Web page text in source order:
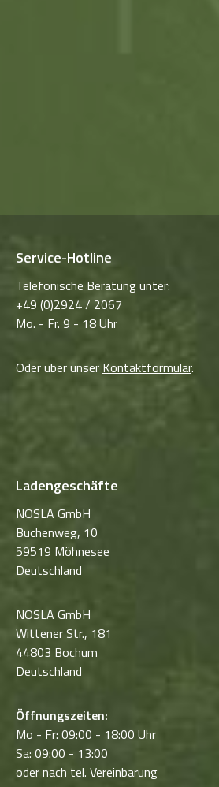
Service-Hotline
Telefonische Beratung unter:
+49 (0)2924 / 2067
Mo. - Fr. 9 - 18 Uhr
Oder über unser Kontaktformular.
Ladengeschäfte
NOSLA GmbH
Buchenweg, 10
59519 Möhnesee
Deutschland
NOSLA GmbH
Wittener Str., 181
44803 Bochum
Deutschland
Öffnungszeiten:
Mo - Fr: 09:00 - 18:00 Uhr
Sa: 09:00 - 13:00
oder nach tel. Vereinbarung